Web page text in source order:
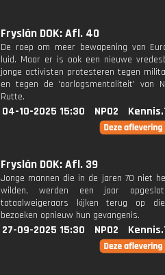
Fryslân DOK: Afl. 40
De roep om meer bewapening van
luid. Maar er is ook een nieuwe
jonge activisten protesteren tegen
en tegen de 'oorlogsmentaliteit' van
Rutte.
04-10-2025 15:30 NPO2
Fryslân DOK: Afl. 39
Jonge mannen die in de jaren 70 niet
wilden, werden een jaar
totaalweigeraars kijken terug op
bezoeken opnieuw hun gevangenis.
27-09-2025 15:30 NPO2